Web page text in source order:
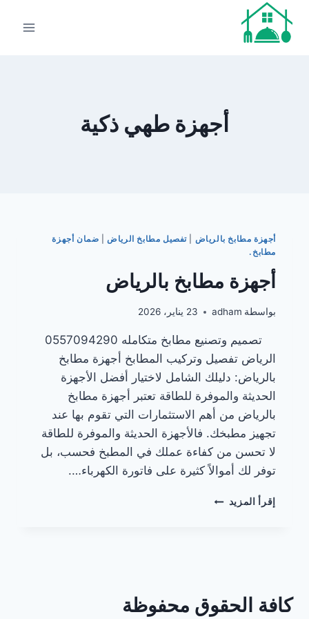
التجاوز
المحتوى
أجهزة طهي ذكية
أجهزة مطابخ بالرياض |تفصيل مطابخ الرياض| ضمان أجهزة
مطابخ.
أجهزة مطابخ بالرياض
بواسطة adham 23 يناير، 2026
تصميم وتصنيع مطابخ متكامله 0557094290
الرياض تفصيل وتركيب المطابخ أجهزة مطابخ
بالرياض: دليلك الشامل لاختيار أفضل الأجهزة
الحديثة والموفرة للطاقة تعتبر أجهزة مطابخ
بالرياض من أهم الاستثمارات التي تقوم بها عند
تجهيز مطبخك. فالأجهزة الحديثة والموفرة للطاقة
لا تحسن من كفاءة عملك في المطبخ فحسب، بل
توفر لك أموالاً كثيرة على فاتورة الكهرباء….
إقرأ المزيد أجهزة
كافة الحقوق محفوظة